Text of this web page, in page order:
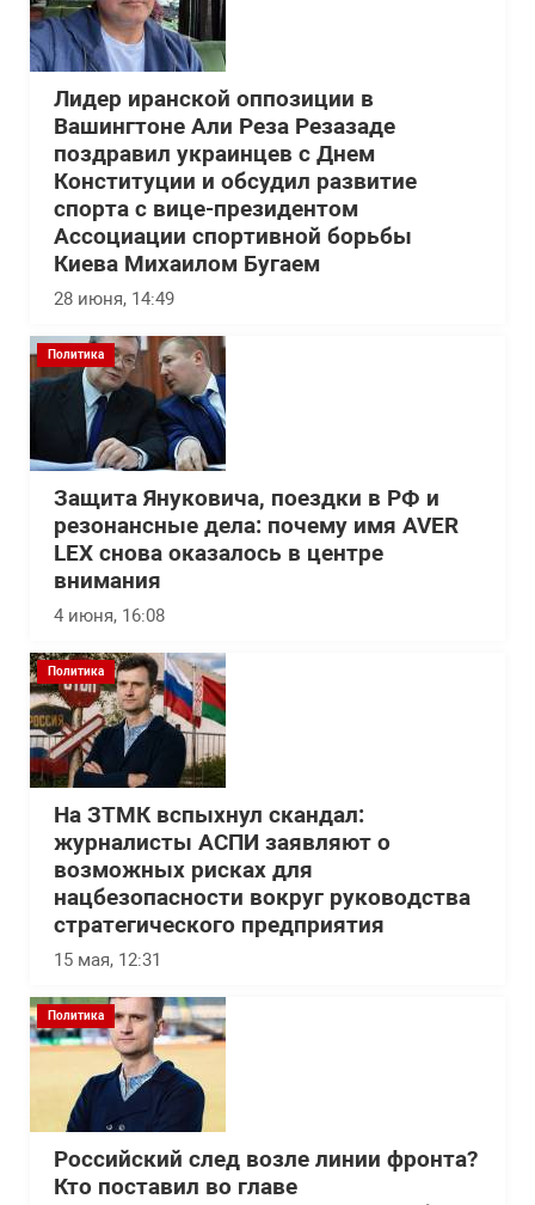
Лидер иранской оппозиции в
Вашингтоне Али Реза Резазаде
поздравил украинцев с Днем
Конституции и обсудил развитие
спорта с вице-президентом
Ассоциации спортивной борьбы
Киева Михаилом Бугаем
28 июня, 14:49
Политика
Защита Януковича, поездки в РФ и
резонансные дела: почему имя AVER
LEX снова оказалось в центре
внимания
4 июня, 16:08
Политика
На ЗТМК вспыхнул скандал:
журналисты АСПИ заявляют о
возможных рисках для
нацбезопасности вокруг руководства
стратегического предприятия
15 мая, 12:31
Политика
Российский след возле линии фронта?
Кто поставил во главе